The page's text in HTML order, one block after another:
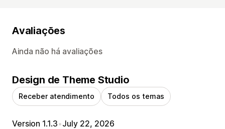
Avaliações
Ainda não há avaliações
Design de Theme Studio
Receber atendimento Todos os temas
Version 1.1.3•July 22, 2026